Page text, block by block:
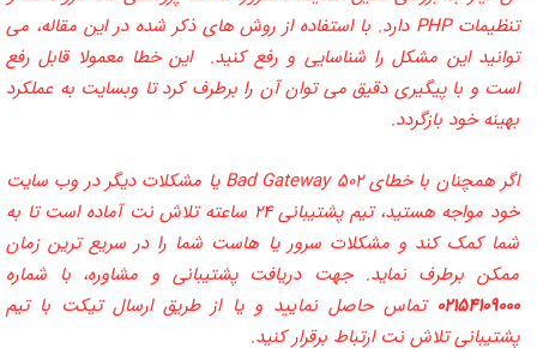
تنظیمات PHP دارد. با استفاده از روش‌ های ذکر شده در این مقاله، می‌
توانید این مشکل را شناسایی و رفع کنید. این خطا معمولا قابل رفع
است و با پیگیری دقیق می‌ توان آن را برطرف کرد تا وبسایت به عملکرد
بهینه خود بازگردد.
اگر همچنان با خطای ۵۰۲ Bad Gateway یا مشکلات دیگر در وب‌ سایت
خود مواجه هستید، تیم پشتیبانی ۲۴ ساعته تلاش نت آماده است تا به
شما کمک کند و مشکلات سرور یا هاست شما را در سریع‌ ترین زمان
ممکن برطرف نماید. جهت دریافت پشتیبانی و مشاوره، با شماره
۰۲۱۵۴۱۰۹۰۰۰ تماس حاصل نمایید و یا از طریق ارسال تیکت با تیم
پشتیبانی تلاش نت ارتباط برقرار کنید.